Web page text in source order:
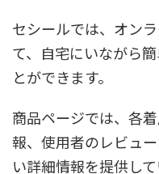
セシールでは、オン
て、自宅にいながら
とができます。
商品ページでは、各
報、使用者のレビュ
い詳細情報を提供して